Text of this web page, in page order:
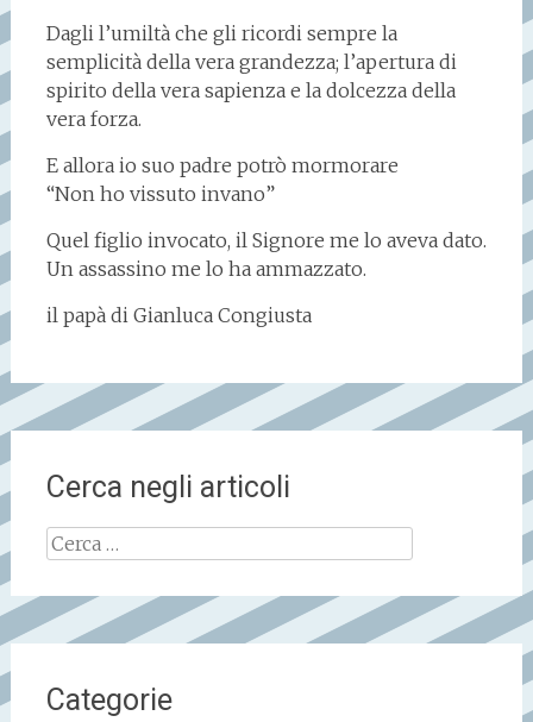
Dagli l’umiltà che gli ricordi sempre la
semplicità della vera grandezza; l’apertura di
spirito della vera sapienza e la dolcezza della
vera forza.
E allora io suo padre potrò mormorare
“Non ho vissuto invano”
Quel figlio invocato, il Signore me lo aveva dato.
Un assassino me lo ha ammazzato.
il papà di Gianluca Congiusta
Cerca negli articoli
Ricerca
Categorie